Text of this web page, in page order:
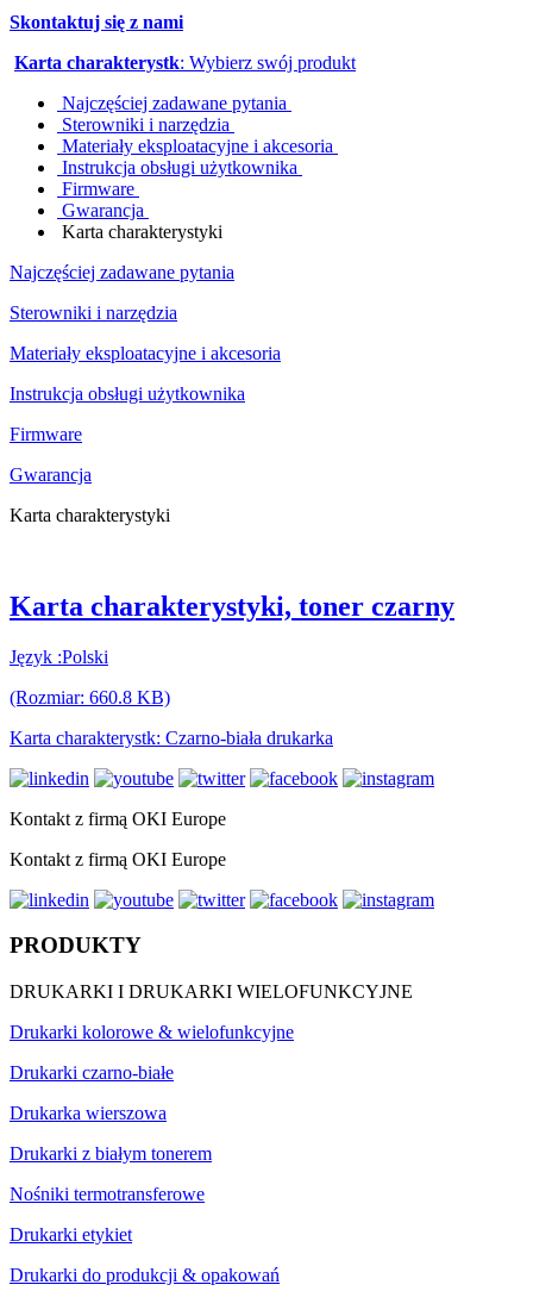
Skontaktuj się z nami
Karta charakterystk: Wybierz swój produkt
Najczęściej zadawane pytania
Sterowniki i narzędzia
Materiały eksploatacyjne i akcesoria
Instrukcja obsługi użytkownika
Firmware
Gwarancja
Karta charakterystyki
Najczęściej zadawane pytania
Sterowniki i narzędzia
Materiały eksploatacyjne i akcesoria
Instrukcja obsługi użytkownika
Firmware
Gwarancja
Karta charakterystyki
Karta charakterystyki, toner czarny
Język :Polski
(Rozmiar: 660.8 KB)
Karta charakterystk: Czarno-biała drukarka
Kontakt z firmą OKI Europe
Kontakt z firmą OKI Europe
PRODUKTY
DRUKARKI I DRUKARKI WIELOFUNKCYJNE
Drukarki kolorowe & wielofunkcyjne
Drukarki czarno-białe
Drukarka wierszowa
Drukarki z białym tonerem
Nośniki termotransferowe
Drukarki etykiet
Drukarki do produkcji & opakowań